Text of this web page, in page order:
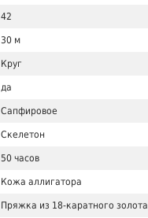
42
30 м
Круг
да
Сапфировое
Скелетон
50 часов
Кожа аллигатора
Пряжка из 18-каратного золота